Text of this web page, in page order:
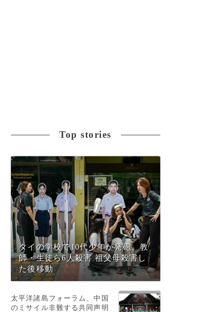
Top stories
タイの学校で10代少年が発砲、教
師・生徒ら6人殺害 祖父母殺害し
た後移動
太平洋諸島フォーラム、中国
のミサイル非難する共同声明